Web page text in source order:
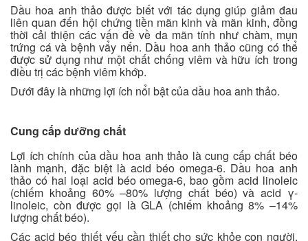
Dầu hoa anh thảo được biết với tác dụng giúp giảm đau
liên quan đến hội chứng tiền mãn kinh và mãn kinh, đồng
thời cải thiện các vấn đề về da mãn tính như chàm, mụn
trứng cá và bệnh vẩy nến. Dầu hoa anh thảo cũng có thể
được sử dụng như một chất chống viêm và hữu ích trong
điều trị các bệnh viêm khớp.
Dưới đây là những lợi ích nổi bật của dầu hoa anh thảo.
Cung cấp dưỡng chất
Lợi ích chính của dầu hoa anh thảo là cung cấp chất béo
lành mạnh, đặc biệt là acid béo omega-6. Dầu hoa anh
thảo có hai loại acid béo omega-6, bao gồm acid linoleic
(chiếm khoảng 60% –80% lượng chất béo) và acid γ-
linoleic, còn được gọi là GLA (chiếm khoảng 8% –14%
lượng chất béo).
Các acid béo thiết yếu cần thiết cho sức khỏe con người,